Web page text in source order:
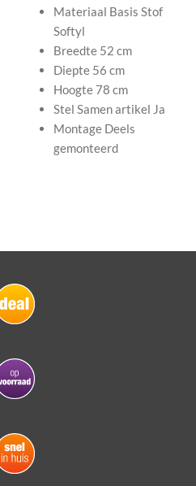
Materiaal Basis Stof
Softyl
Breedte 52 cm
Diepte 56 cm
Hoogte 78 cm
Stel Samen artikel Ja
Montage Deels
gemonteerd